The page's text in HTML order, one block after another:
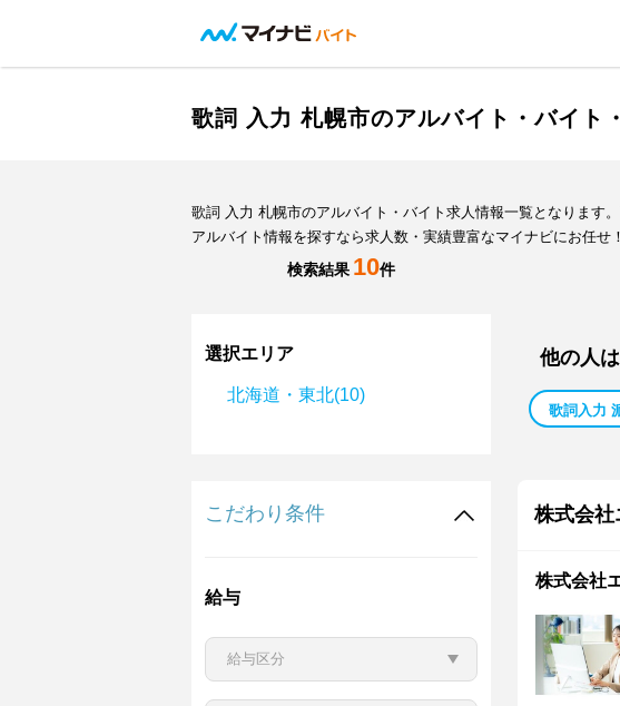
歌詞 入力 札幌市のアルバイト・バイト
歌詞 入力 札幌市のアルバイト・バイト求人情報一覧となります
アルバイト情報を探すなら求人数・実績豊富なマイナビにお任せ！
検索結果 10件
選択エリア
北海道・東北(10)
こだわり条件
給与
他の人
歌詞入力
株式会社
株式会社